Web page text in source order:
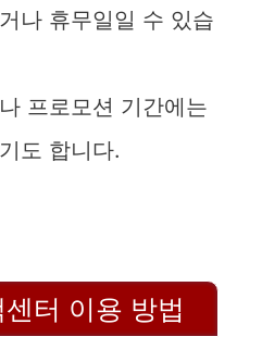
o
나 휴무일일 수 있습
프로모션 기간에는
도 합니다.
터 이용 방법